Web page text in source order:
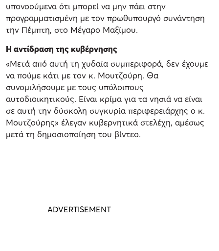
υπονοούμενα ότι μπορεί να μην πάει στην
προγραμματισμένη με τον πρωθυπουργό συνάντηση
την Πέμπτη, στο Μέγαρο Μαξίμου.
Η αντίδραση της κυβέρνησης
«Μετά από αυτή τη χυδαία συμπεριφορά, δεν έχουμε
να πούμε κάτι με τον κ. Μουτζούρη. Θα
συνομιλήσουμε με τους υπόλοιπους
αυτοδιοικητικούς. Είναι κρίμα για τα νησιά να είναι
σε αυτή την δύσκολη συγκυρία περιφερειάρχης ο κ.
Μουτζούρης» έλεγαν κυβερνητικά στελέχη, αμέσως
μετά τη δημοσιοποίηση του βίντεο.